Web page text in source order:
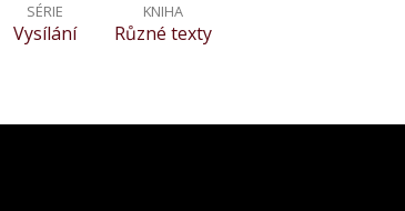
SÉRIE
Vysílání
KNIHA
Různé texty